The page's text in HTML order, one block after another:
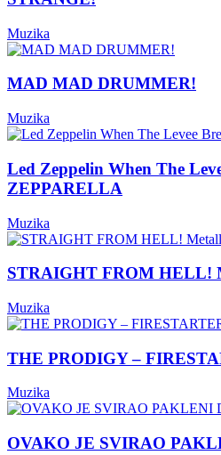
Muzika
MAD MAD DRUMMER!
Muzika
Led Zeppelin When The
ZEPPARELLA
Muzika
STRAIGHT FROM HELL!
Muzika
THE PRODIGY –
Muzika
OVAKO JE SVIRAO